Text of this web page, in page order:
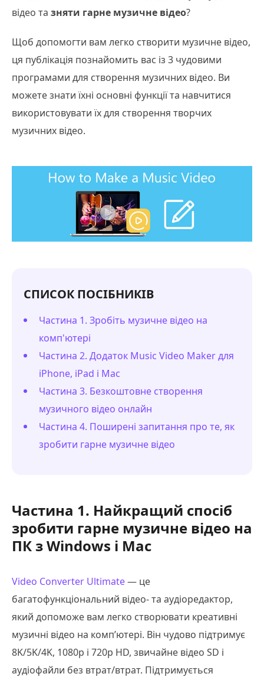
відео та зняти гарне музичне відео?
Щоб допомогти вам легко створити музичне відео,
ця публікація познайомить вас із 3 чудовими
програмами для створення музичних відео. Ви
можете знати їхні основні функції та навчитися
використовувати їх для створення творчих
музичних відео.
СПИСОК ПОСІБНИКІВ
Частина 1. Зробіть музичне відео на
комп'ютері
Частина 2. Додаток Music Video Maker для
iPhone, iPad і Mac
Частина 3. Безкоштовне створення
музичного відео онлайн
Частина 4. Поширені запитання про те, як
зробити гарне музичне відео
Частина 1. Найкращий спосіб
зробити гарне музичне відео на
ПК з Windows і Mac
Video Converter Ultimate— це
багатофункціональний відео- та аудіоредактор,
який допоможе вам легко створювати креативні
музичні відео на комп’ютері. Він чудово підтримує
8K/5K/4K, 1080p і 720p HD, звичайне відео SD і
аудіофайли без втрат/втрат. Підтримується